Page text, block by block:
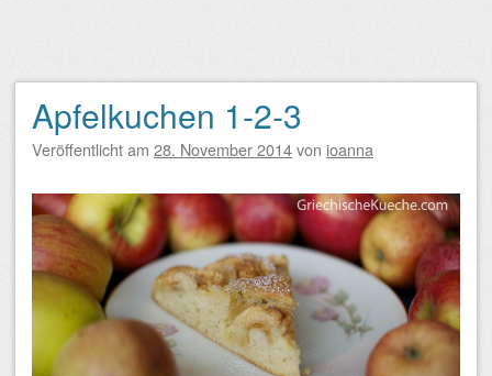
Apfelkuchen 1-2-3
Veröffentlicht am 28. November 2014von ioanna